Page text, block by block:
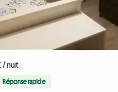
/ nuit
Réponse rapide